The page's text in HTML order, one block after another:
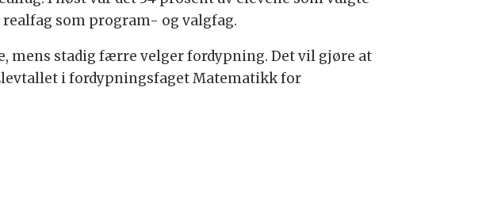
som program- og valgfag.
mens stadig færre velger fordypning. Det vil gjøre at
i fordypningsfaget Matematikk for